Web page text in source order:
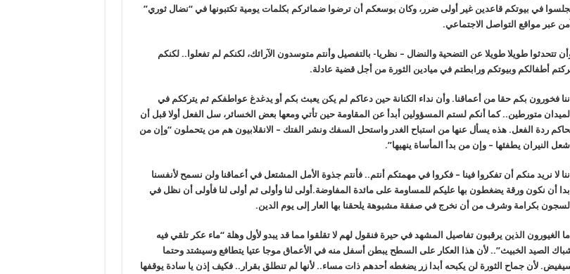
في بيوتكم قاعدين غير أولى ضرر، وكان بوسعكم أن ترضوا ضمائركم بكلمات يومية تكتبونها في “نضال ثوري”
آمن عبر مواقع التواصل الاجتماعي.
تتحدثوا طويلا طويلا عن التضحية والنضال – نظريا- بالتفصيل وأنتم متوسدون الآرائك، لكنكم لم تفعلوا.. لكنكم
أطفالكم وبيوتكم ورابطتم في ميادين الثورة من أجل قضية عادلة.
إننا فخورون بكم حقا من أعماقنا. وأن نداء الكنانة حين دعاكم لم يكن يعبث بكم أو يدغدغ عواطفكم ثم يترككم في
الميدان متورطين.. كما أنكم لستم المسؤولين أبدأ عن المقاومة حين تأتي ومعها بعض الخسائر، سل الفعل أولا قبل أن
ردة الفعل. هذه يسأل عنها من استباح الغدر واستحل السفك ونشر الفتك – الانقلابيون هم من يتحملون “وإن من
النيران يطفئها – وإن من بدأ المأساة ينهيها”.
إننا لا نريد منكم أن تفكروا فينا – فكروا في مهمتكم أنتم.. فأنتم جذوة الأمل المشتعل في أعماقنا ولن نسمح لأنفسنا
أن نكون ورقة يضغطون بها عليكم للمساومة على مائدة المفاوضة.أولى لنا وأولى ثم أولى لنا فأولى أن نظل في
السجون بكرامة وشرف من أن نخرج في صفقة مشبوهة يلحقنا بها العار إلى يوم الدين.
الغيورون الذين يرقبون تفاصيل المشهد في حيرة فنقول لهم لا تقلقوا مما قد يبدو لأول وهلة “ماء عكر تلقي فيه
الصيد الخبيث”.. لأن هذا العكار على السطح يبطن أسفل منه في الأعماق موجا عتيا يتطافع وسيشتد وحتما
لأن جماح الثورة لن يكبحه أبدا زر يضغطه أحدهم ذات مساء.. لأنها لم تنطلق بقرار.. فكيف إذن يا سادة يوقفها